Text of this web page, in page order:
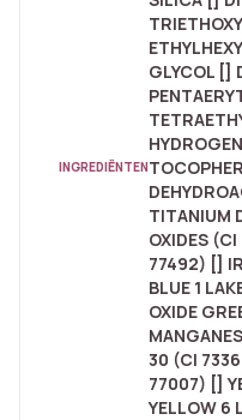
INGREDIËNTEN
GLYCOL []
TITANIUM
OXIDES
77492) []
BLUE 1
OXIDE
30 (CI
77007) []
YELLOW 6